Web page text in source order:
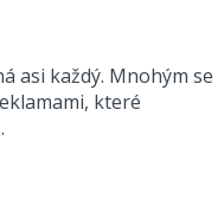
asi každý. Mnohým se
které